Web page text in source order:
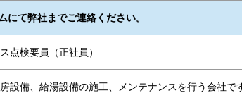
て弊社までご連絡ください。
点検要員（正社員）
設備、給湯設備の施工、メンテナンスを行う会社で